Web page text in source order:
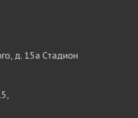
д. 15а Стадион